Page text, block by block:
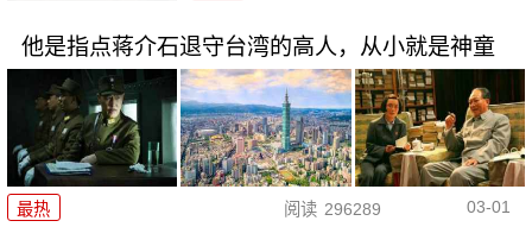
他是指点蒋介石退守台湾的高人，从小就是神童
最热 阅读 296289 03-01